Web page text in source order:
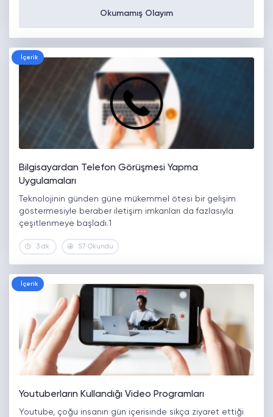
Okumamış Olayım
İçerik
Bilgisayardan Telefon Görüşmesi Yapma
Uygulamaları
Teknolojinin günden güne mükemmel ötesi bir gelişim
göstermesiyle beraber iletişim imkanları da fazlasıyla
çeşitlenmeye başladı.1
3 dk. 57 Okundu
İçerik
Youtuberların Kullandığı Video Programları
Youtube, çoğu insanın gün içerisinde sıkça ziyaret ettiği